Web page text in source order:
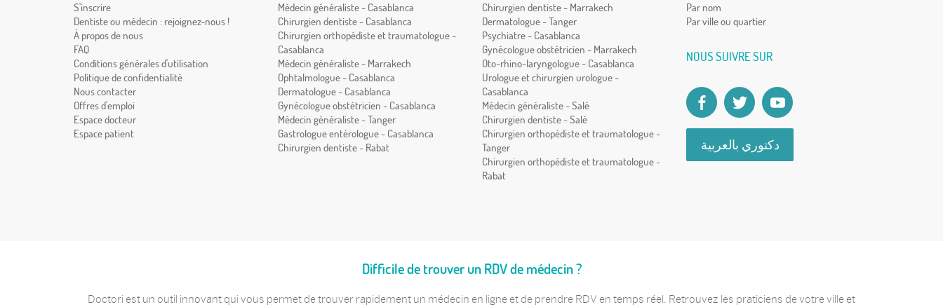
S'inscrire
Dentiste ou médecin : rejoignez-nous !
À propos de nous
FAQ
Conditions générales d'utilisation
Politique de confidentialité
Nous contacter
Offres d'emploi
Espace docteur
Espace patient
Médecin généraliste - Casablanca
Chirurgien dentiste - Casablanca
Chirurgien orthopédiste et traumatologue -
Casablanca
Médecin généraliste - Marrakech
Ophtalmologue - Casablanca
Dermatologue - Casablanca
Gynécologue obstétricien - Casablanca
Médecin généraliste - Tanger
Gastrologue entérologue - Casablanca
Chirurgien dentiste - Rabat
Chirurgien dentiste - Marrakech
Dermatologue - Tanger
Psychiatre - Casablanca
Gynécologue obstétricien - Marrakech
Oto-rhino-laryngologue - Casablanca
Urologue et chirurgien urologue -
Casablanca
Médecin généraliste - Salé
Chirurgien dentiste - Salé
Chirurgien orthopédiste et traumatologue -
Tanger
Chirurgien orthopédiste et traumatologue -
Rabat
Par nom
Par ville ou quartier
NOUS SUIVRE SUR
دكتوري بالعربية
Difficile de trouver un RDV de médecin ?
Doctori est un outil innovant qui vous permet de trouver rapidement un médecin en ligne et de prendre RDV en temps réel. Retrouvez les praticiens de votre ville et